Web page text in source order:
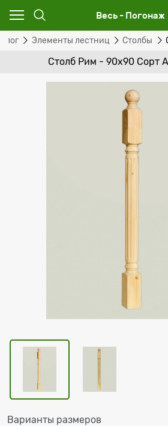
Весь - Погонаж
Элементы лестниц Столбы
Столб Рим - 90х90 Сорт
Варианты размеров